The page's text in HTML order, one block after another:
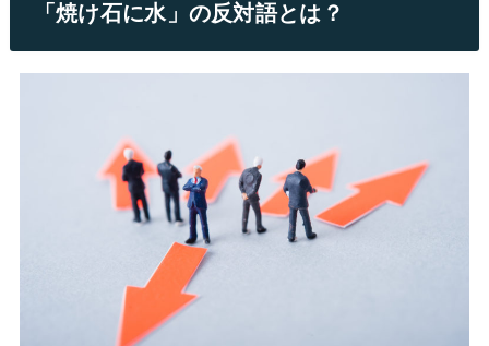
「焼け石に水」の反対語とは？